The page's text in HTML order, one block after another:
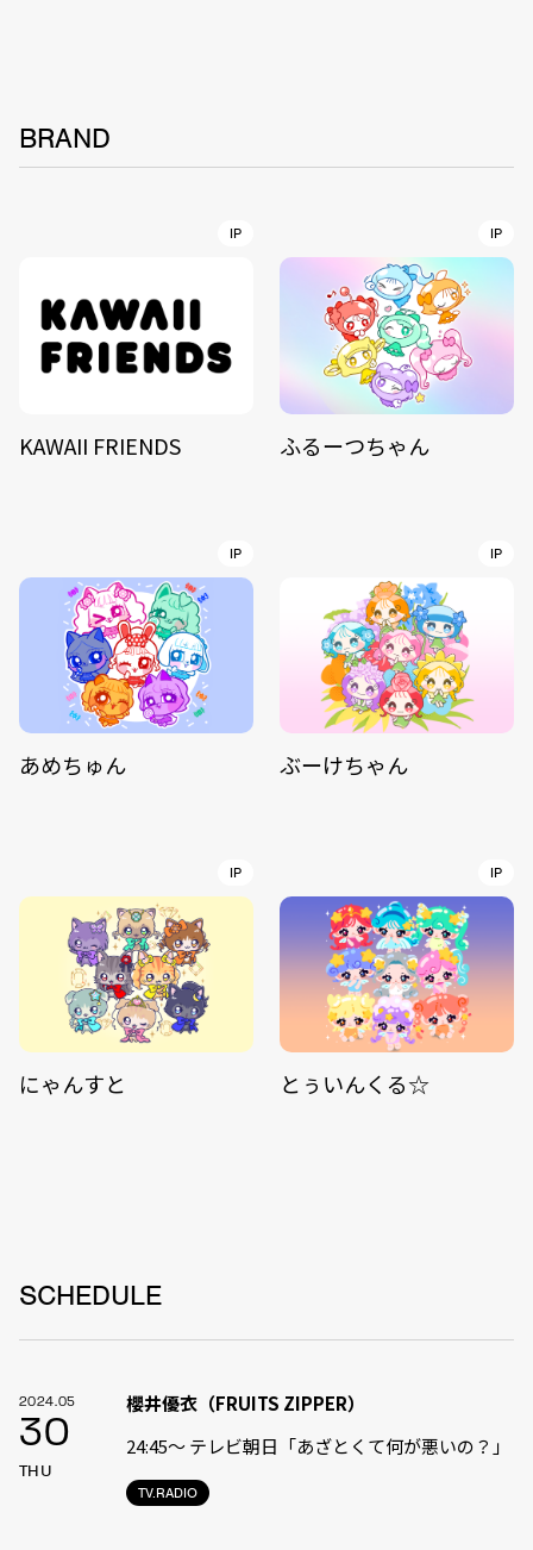
BRAND
IP
KAWAII FRIENDS
IP
ふるーつちゃん
IP
あめちゅん
IP
ぶーけちゃん
IP
にゃんすと
IP
とぅいんくる☆
SCHEDULE
2024.05
30
THU
TV.RADIO
櫻井優衣（FRUITS ZIPPER）
24:45〜 テレビ朝日「あざとくて何が悪いの？」